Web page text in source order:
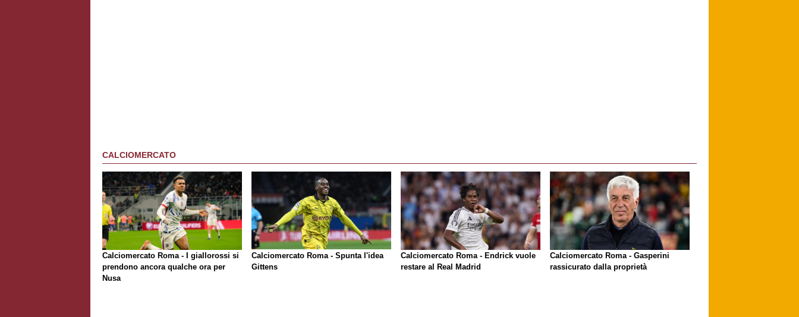
CALCIOMERCATO
Calciomercato Roma - I giallorossi si
prendono ancora qualche ora per
Nusa
Calciomercato Roma - Spunta l'idea
Gittens
Calciomercato Roma - Endrick vuole
restare al Real Madrid
Calciomercato Roma - Gasperini
rassicurato dalla proprietà